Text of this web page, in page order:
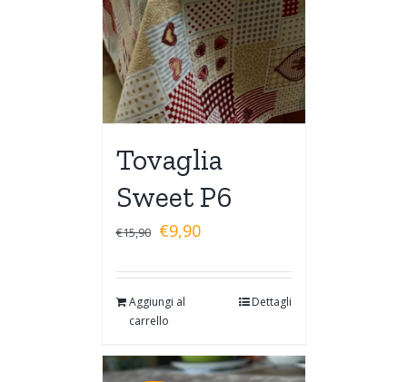
Tovaglia
Sweet P6
€15,90 €9,90
Aggiungi al
carrello
Dettagli